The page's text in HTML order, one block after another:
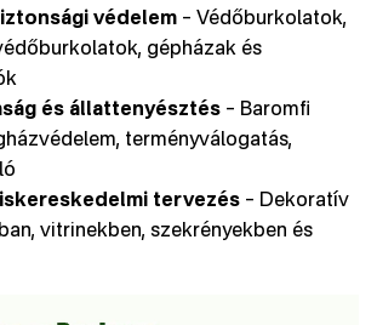
védelem – Védőburkolatok,
gépházak és
és állattenyésztés – Baromfi
terményválogatás,
tervezés – Dekoratív
vitrinekben, szekrényekben és